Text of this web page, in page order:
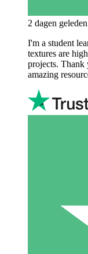
2 dagen geleden
I'm a student
textures are
projects. Thank
amazing